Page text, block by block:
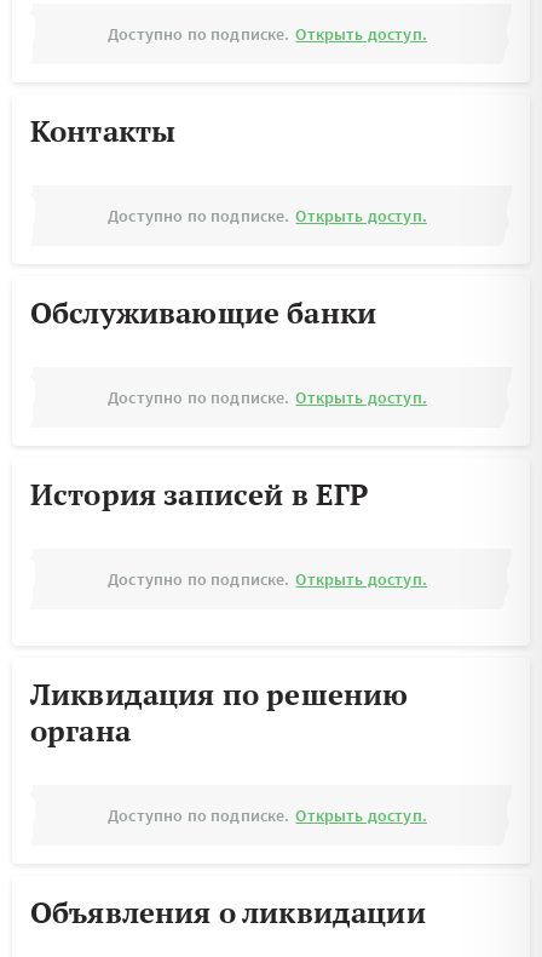
Доступно по подписке. Открыть доступ.
Контакты
Доступно по подписке. Открыть доступ.
Обслуживающие банки
Доступно по подписке. Открыть доступ.
История записей в ЕГР
Доступно по подписке. Открыть доступ.
Ликвидация по решению
органа
Доступно по подписке. Открыть доступ.
Объявления о ликвидации